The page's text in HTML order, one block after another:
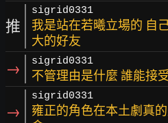
推
sigrid0331
我是站在若曦立場的 自
大的好友
→ sigrid0331
不管理由是什麼 誰能接
→
sigrid0331
雍正的角色在本土劇真